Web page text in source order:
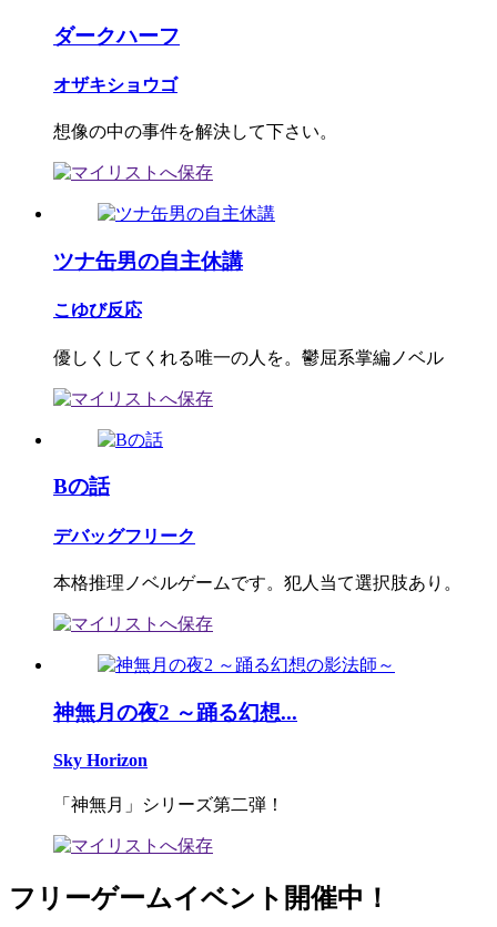
ダークハーフ
オザキショウゴ
想像の中の事件を解決して下さい。
ツナ缶男の自主休講
こゆび反応
優しくしてくれる唯一の人を。鬱屈系掌編ノベル
Bの話
デバッグフリーク
本格推理ノベルゲームです。犯人当て選択肢あり。
神無月の夜2 ～踊る幻想...
Sky Horizon
「神無月」シリーズ第二弾！
フリーゲームイベント開催中！